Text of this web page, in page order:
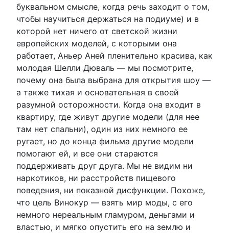
буквальном смысле, когда речь заходит о том,
чтобы научиться держаться на подиуме) и в
которой нет ничего от светской жизни
европейских моделей, с которыми она
работает, Аньер Аней пленительно красива, как
молодая Шелли Дюваль — мы посмотрите,
почему она была выбрана для открытия шоу —
а также тихая и основательная в своей
разумной осторожности. Когда она входит в
квартиру, где живут другие модели (для нее
там нет спальни), один из них немного ее
ругает, но до конца фильма другие модели
помогают ей, и все они стараются
поддерживать друг друга. Мы не видим ни
наркотиков, ни расстройств пищевого
поведения, ни показной дисфункции. Похоже,
что цель Винокур — взять мир моды, с его
немного нереальным гламуром, деньгами и
властью, и мягко опустить его на землю и